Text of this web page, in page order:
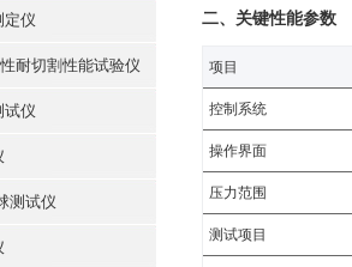
定仪
耐切割性能试验仪
试仪
测试仪
二、关键性能参数
‌项目‌
控制系统‌
操作界面‌
压力范围
测试项目